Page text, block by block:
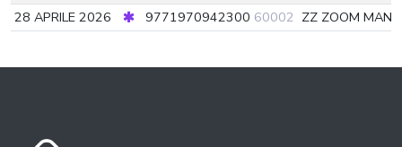
28 APRILE 2026
9771970942300 60002 ZZ ZOOM